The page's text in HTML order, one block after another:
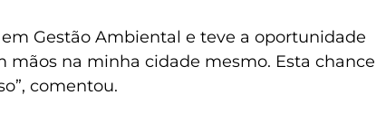
Gestão Ambiental e teve a oportunidade
na minha cidade mesmo. Esta chance
comentou.